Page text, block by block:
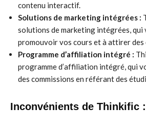
contenu interactif.
Solutions de marketing intégrées :
solutions de marketing intégrées, qui
promouvoir vos cours et à attirer des
Programme d’affiliation intégré :
programme d’affiliation intégré, qui
des commissions en référant des
Inconvénients de Thinkific :